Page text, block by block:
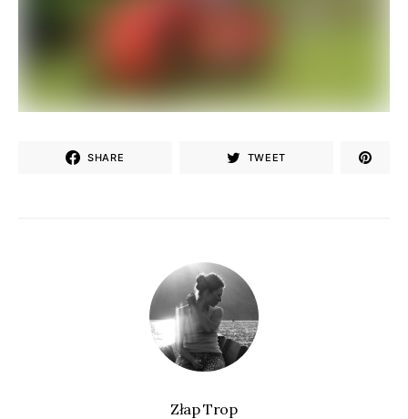
SHARE TWEET
Złap Trop